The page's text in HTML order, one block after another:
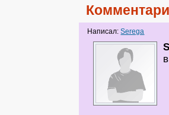
Написал:Serega